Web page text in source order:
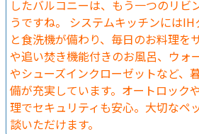
したバルコニーは、もう一つのリビ
うですね。 システムキッチンには
と食洗機が備わり、毎日のお料理を
や追い焚き機能付きのお風呂、ウォ
やシューズインクローゼットなど、
備が充実しています。オートロック
理でセキュリティも安心。大切なペ
談いただけます。